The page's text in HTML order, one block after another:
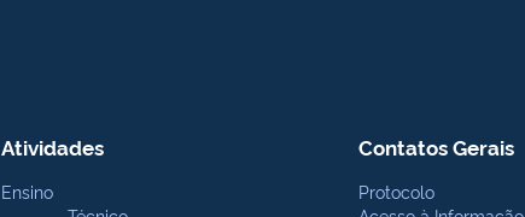
Atividades
Ensino
Contatos Gerais
Protocolo